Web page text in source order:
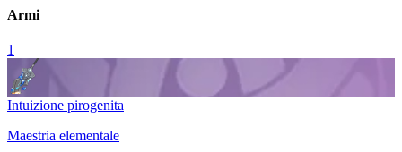
Armi
1
Intuizione pirogenita
Maestria elementale